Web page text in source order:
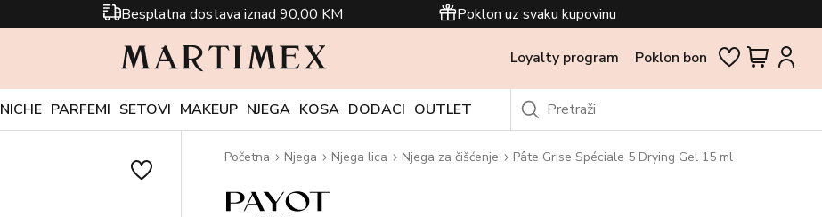
Besplatna dostava iznad 90,00 KM Poklon uz svaku kupovinu
Loyalty program Poklon bon
NICHE PARFEMI SETOVI MAKEUP NJEGA KOSA DODACI OUTLET
Početna Njega Njega lica Njega za čišćenje Pâte Grise Spéciale 5 Drying Gel 15 ml